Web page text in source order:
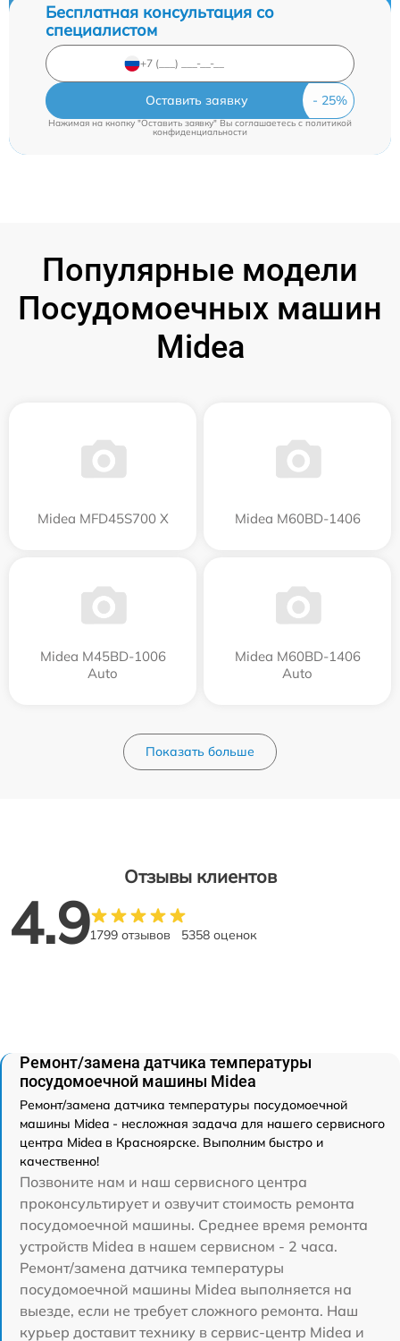
Бесплатная консультация со
специалистом
Оставить заявку
Нажимая на кнопку "Оставить заявку" Вы соглашаетесь cполитикой
конфиденциальности
Популярные модели
Посудомоечных машин
Midea
Midea MFD45S700 X Midea M60BD-1406
Midea M45BD-1006
Auto
Midea M60BD-1406
Auto
Показать больше
Отзывы клиентов
4.91799 отзывов 5358 оценок
Ремонт/замена датчика температуры
посудомоечной машины Midea
Ремонт/замена датчика температуры посудомоечной
машины Midea - несложная задача для нашего сервисного
центра Midea в Красноярске. Выполним быстро и
качественно!
Позвоните нам и наш сервисного центра
проконсультирует и озвучит стоимость ремонта
посудомоечной машины. Среднее время ремонта
устройств Midea в нашем сервисном - 2 часа.
Ремонт/замена датчика температуры
посудомоечной машины Midea выполняется на
выезде, если не требует сложного ремонта. Наш
курьер доставит технику в сервис-центр Midea и